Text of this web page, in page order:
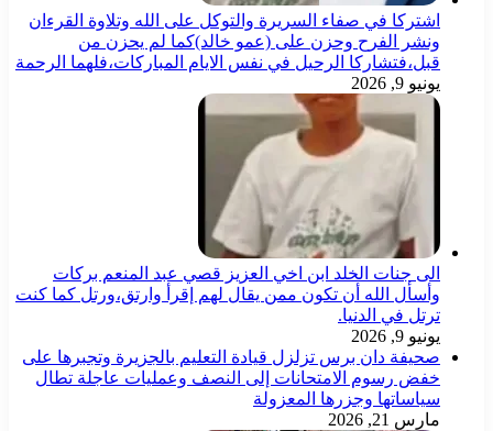
اشتركا في صفاء السريرة والتوكل على الله وتلاوة القرءان
ونشر الفرح وحزن على (عمو خالد)كما لم يحزن من
قبل،فتشاركا الرحيل في نفس الايام المباركات،فلهما الرحمة
يونيو 9, 2026
الى جنات الخلد ابن اخي العزيز قصي عبد المنعم بركات
وأسأل الله أن تكون ممن يقال لهم إقرأ وارتق،ورتل كما كنت
ترتل في الدنيا.
يونيو 9, 2026
صحيفة دان برس تزلزل قيادة التعليم بالجزيرة وتجبرها على
خفض رسوم الامتحانات إلى النصف وعمليات عاجلة تطال
سياساتها وجزرها المعزولة
مارس 21, 2026